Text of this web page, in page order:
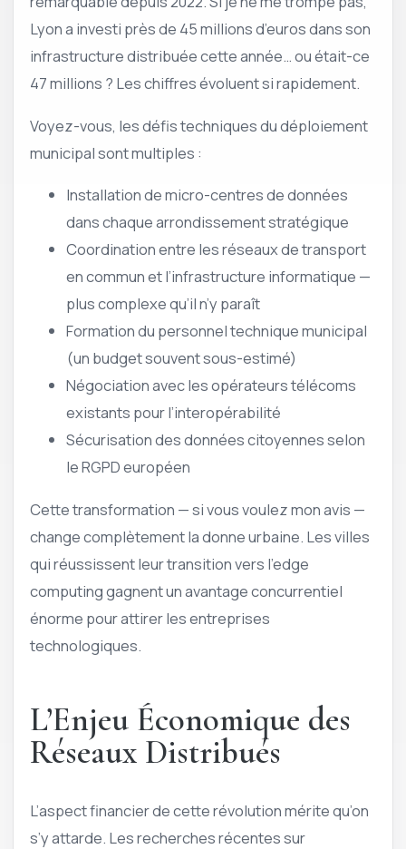
Lyon a investi près de 45 millions d’euros dans son
infrastructure distribuée cette année… ou était-ce
47 millions ? Les chiffres évoluent si rapidement.
Voyez-vous, les défis techniques du déploiement
municipal sont multiples :
Installation de micro-centres de données
dans chaque arrondissement stratégique
Coordination entre les réseaux de transport
en commun et l’infrastructure informatique —
plus complexe qu’il n’y paraît
Formation du personnel technique municipal
(un budget souvent sous-estimé)
Négociation avec les opérateurs télécoms
existants pour l’interopérabilité
Sécurisation des données citoyennes selon
le RGPD européen
Cette transformation — si vous voulez mon avis —
change complètement la donne urbaine. Les villes
qui réussissent leur transition vers l’edge
computing gagnent un avantage concurrentiel
énorme pour attirer les entreprises
technologiques.
L’Enjeu Économique des
Réseaux Distribués
L’aspect financier de cette révolution mérite qu’on
s’y attarde. Les recherches récentes sur